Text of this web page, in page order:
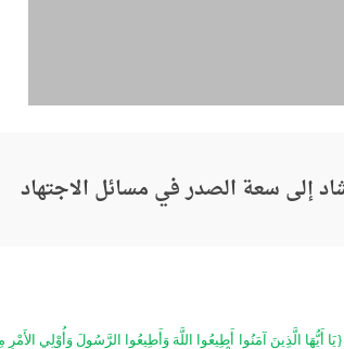
إلى سعة الصدر في مسائل الاجتهاد
{يَا أَيُّهَا الَّذِينَ آمَنُوا أَطِيعُوا اللَّهَ وَأَطِيعُوا الرَّسُولَ وَأُوْلِي